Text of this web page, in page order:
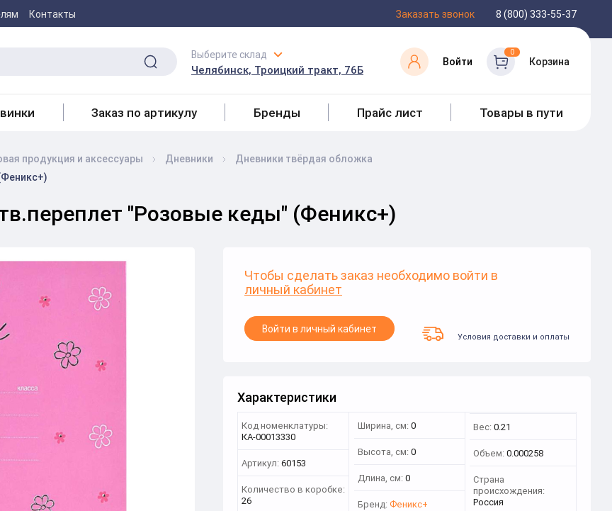
Контакты Заказать звонок 8 (800) 333-55-37
Выберите склад
Челябинск, Троицкий тракт, 76Б
Войти
0
Корзина
Заказ по артикулу Бренды Прайс лист Товары в пути
продукция и аксесcуары Дневники
Дневники твёрдая обложка
"Розовые кеды" (Феникс+)
Чтобы сделать заказ необходимо войти в
личный кабинет
Войти в личный кабинет
Условия доставки и оплаты
Характеристики
Код номенклатуры:
КА-00013330
Артикул: 60153
Количество в коробке:
26
Ширина, см: 0
Высота, см: 0
Длина, см: 0
Бренд: Феникс+
Вес: 0.21
Объем: 0.000258
Страна
происхождения:
Россия